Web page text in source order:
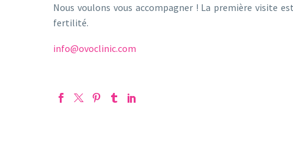
Nous voulons vous accompagner ! La première visite
fertilité.
info@ovoclinic.com